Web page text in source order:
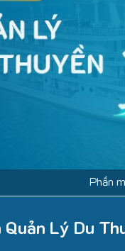
Phần
Lý Du